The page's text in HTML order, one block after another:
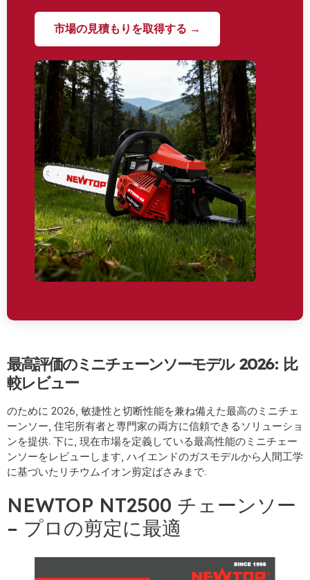
市場の見積もりを取得する →
最高評価のミニチェーンソーモデル 2026: 比
較レビュー
のために 2026, 敏捷性と切断性能を兼ね備えた最高のミニチェ
ーンソー, 住宅所有者と専門家の両方に信頼できるソリューショ
ンを提供. 下に, 現在市場を定義している最高性能のミニチェー
ンソーをレビューします, ハイエンドのガスモデルから人間工学
に基づいたリチウムイオン剪定ばさみまで.
NEWTOP NT2500 チェーンソー
– プロの剪定に最適